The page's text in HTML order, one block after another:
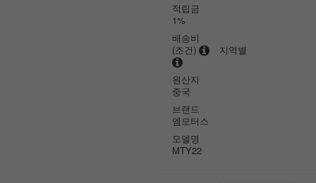
적립금
1%
배송비
(조건)
지역별
원산지
중국
브랜드
엠모터스
모델명
MTY22